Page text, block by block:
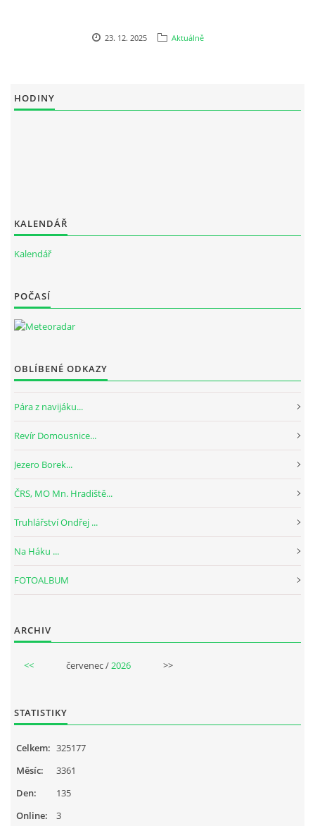
23. 12. 2025 Aktuálně
HODINY
KALENDÁŘ
Kalendář
POČASÍ
OBLÍBENÉ ODKAZY
Pára z navijáku...
Revír Domousnice...
Jezero Borek...
ČRS, MO Mn. Hradiště...
Truhlářství Ondřej ...
Na Háku ...
FOTOALBUM
ARCHIV
<< červenec /2026 >>
STATISTIKY
Online: 3
Celkem: 325177
Měsíc:
3361
Den:
135